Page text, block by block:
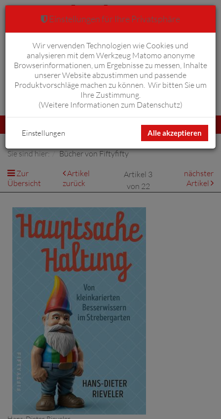
Anmelden Warenkorb 0
umschalten
Sie sind hier:
Bücher von Fiftyfifty
Zur
Übersicht
Artikel
zurück
Artikel 3
von 22
nächster
Artikel
Einstellungen für Ihre Privatsphäre
Wir verwenden Technologien wie Cookies und
analysieren mit dem Werkzeug Matomo anonyme
Browserinformationen, um Ergebnisse zu messen, Inhalte
unserer Website abzustimmen und passende
Produktvorschläge machen zu können. Wir bitten Sie um
Ihre Zustimmung.
(Weitere Informationen zum Datenschutz)
Alle akzeptieren
Einstellungen